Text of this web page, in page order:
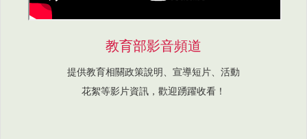
教育部影音頻道
提供教育相關政策說明、宣導短片、活動
花絮等影片資訊，歡迎踴躍收看！